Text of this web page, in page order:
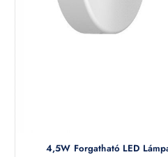
4,5W Forgatható LED